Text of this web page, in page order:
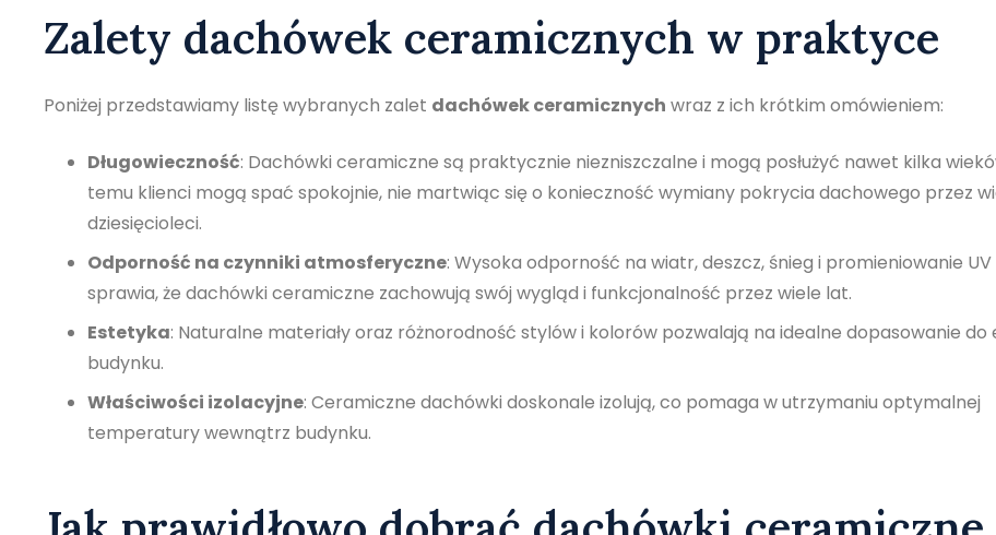
Zalety dachówek ceramicznych w praktyce
Poniżej przedstawiamy listę wybranych zalet dachówek ceramicznych wraz z ich krótkim omówieniem:
Długowieczność: Dachówki ceramiczne są praktycznie niezniszczalne i mogą posłużyć nawet kilka
temu klienci mogą spać spokojnie, nie martwiąc się o konieczność wymiany pokrycia dachowego przez
dziesięcioleci.
Odporność na czynniki atmosferyczne: Wysoka odporność na wiatr, deszcz, śnieg i promieniowanie UV
sprawia, że dachówki ceramiczne zachowują swój wygląd i funkcjonalność przez wiele lat.
Estetyka: Naturalne materiały oraz różnorodność stylów i kolorów pozwalają na idealne dopasowanie do
budynku.
Właściwości izolacyjne: Ceramiczne dachówki doskonale izolują, co pomaga w utrzymaniu optymalnej
temperatury wewnątrz budynku.